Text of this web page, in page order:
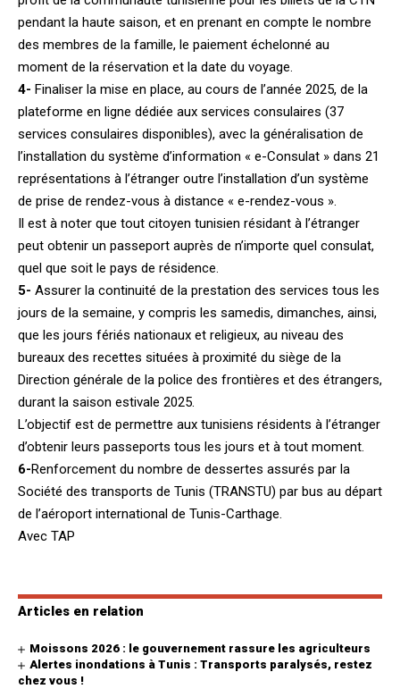
pendant la haute saison, et en prenant en compte le nombre
des membres de la famille, le paiement échelonné au
moment de la réservation et la date du voyage.
4- Finaliser la mise en place, au cours de l’année 2025, de la
plateforme en ligne dédiée aux services consulaires (37
services consulaires disponibles), avec la généralisation de
l’installation du système d’information « e-Consulat » dans 21
représentations à l’étranger outre l’installation d’un système
de prise de rendez-vous à distance « e-rendez-vous ».
Il est à noter que tout citoyen tunisien résidant à l’étranger
peut obtenir un passeport auprès de n’importe quel consulat,
quel que soit le pays de résidence.
5- Assurer la continuité de la prestation des services tous les
jours de la semaine, y compris les samedis, dimanches, ainsi,
que les jours fériés nationaux et religieux, au niveau des
bureaux des recettes situées à proximité du siège de la
Direction générale de la police des frontières et des étrangers,
durant la saison estivale 2025.
L’objectif est de permettre aux tunisiens résidents à l’étranger
d’obtenir leurs passeports tous les jours et à tout moment.
6-Renforcement du nombre de dessertes assurés par la
Société des transports de Tunis (TRANSTU) par bus au départ
de l’aéroport international de Tunis-Carthage.
Avec TAP
Articles en relation
Moissons 2026 : le gouvernement rassure les agriculteurs
Alertes inondations à Tunis : Transports paralysés, restez
chez vous !